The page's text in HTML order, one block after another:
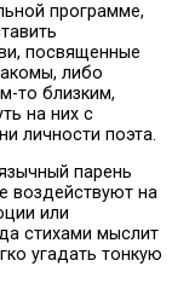
программе,
посвященные
либо
то близким,
на них с
личности поэта.
парень
воздействуют на
или
стихами мыслит
угадать тонкую